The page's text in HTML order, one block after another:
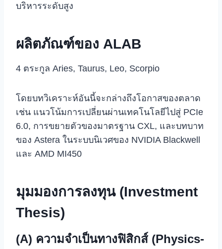
บริหารระดับสูง
ผลิตภัณฑ์ของ ALAB
4 ตระกูล Aries, Taurus, Leo, Scorpio
โดยบทวิเคราะห์อันนี้จะกล่างถึงโอกาสของตลาด
เช่น แนวโน้มการเปลี่ยนผ่านเทคโนโลยีไปสู่ PCIe
6.0, การขยายตัวของมาตรฐาน CXL, และบทบาท
ของ Astera ในระบบนิเวศของ NVIDIA Blackwell
และ AMD MI450
มุมมองการลงทุน (Investment
Thesis)
(A) ความจำเป็นทางฟิสิกส์ (Physics-